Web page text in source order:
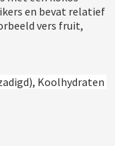
en bevat relatief
vers fruit,
Koolhydraten